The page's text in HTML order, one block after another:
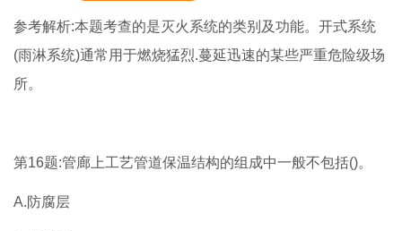
参考解析:本题考查的是灭火系统的类别及功能。开式系统
(雨淋系统)通常用于燃烧猛烈.蔓延迅速的某些严重危险级场
所。
第16题:管廊上工艺管道保温结构的组成中一般不包括()。
A.防腐层